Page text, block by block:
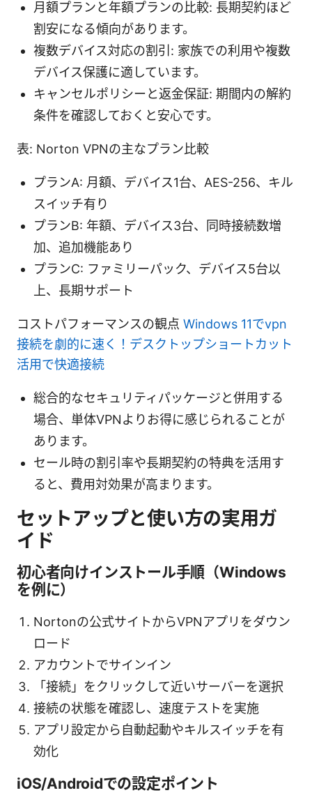
月額プランと年額プランの比較: 長期契約ほど
割安になる傾向があります。
複数デバイス対応の割引: 家族での利用や複数
デバイス保護に適しています。
キャンセルポリシーと返金保証: 期間内の解約
条件を確認しておくと安心です。
表: Norton VPNの主なプラン比較
プランA: 月額、デバイス1台、AES-256、キル
スイッチ有り
プランB: 年額、デバイス3台、同時接続数増
加、追加機能あり
プランC: ファミリーパック、デバイス5台以
上、長期サポート
コストパフォーマンスの観点 Windows 11でvpn
接続を劇的に速く！デスクトップショートカット
活用で快適接続
総合的なセキュリティパッケージと併用する
場合、単体VPNよりお得に感じられることが
あります。
セール時の割引率や長期契約の特典を活用す
ると、費用対効果が高まります。
セットアップと使い方の実用ガ
イド
初心者向けインストール手順（Windows
を例に）
Nortonの公式サイトからVPNアプリをダウン
ロード
アカウントでサインイン
「接続」をクリックして近いサーバーを選択
接続の状態を確認し、速度テストを実施
アプリ設定から自動起動やキルスイッチを有
効化
iOS/Androidでの設定ポイント